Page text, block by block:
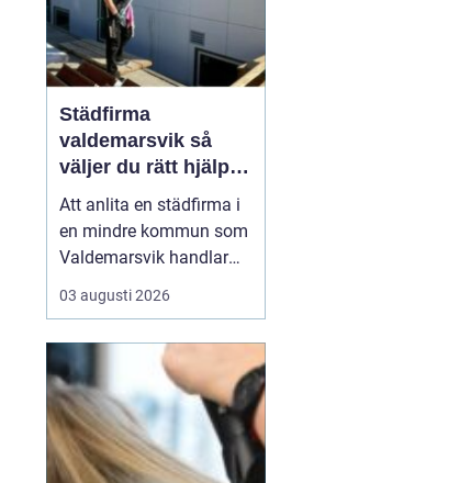
Städfirma
valdemarsvik så
väljer du rätt hjälp
för hem och företag
Att anlita en städfirma i
en mindre kommun som
Valdemarsvik handlar
om mer än bara rena
golv och dammfria
familjer och företag är
städningen en pusselbit
som avgör hur vardagen
fungerar. En bra
städpartner frigör tid,
03 augusti 2026